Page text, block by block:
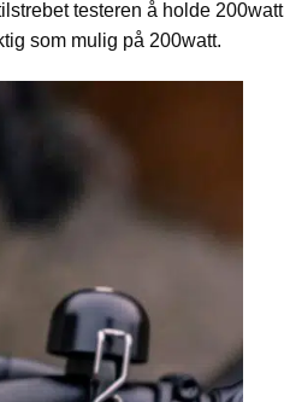
testeren å holde 200watt
som mulig på 200watt.